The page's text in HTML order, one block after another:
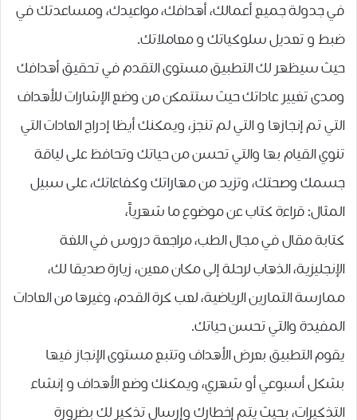
في جدولة جميع أعمالك، أهدافك، مواعيدك، ومساعدتك في
ضبط و تعديل سلوكياتك و معاملاتك.
حيث ﺳﻴﻈﻬﺮ ﻟﻚ اﻟﺘﻄﺒﻴﻖ ﻣﺴﺘﻮﻯ ﺍﻟﺘﻘﺪﻡ ﻓﻲ ﺗﺤﻘﻴﻖ ﺃﻫﺪﺍﻓﻚ
ﻭﻣﺪﻯ ﺗﻐﻴﻴﺮ ﻋﺎﺩﺍﺗﻚ ﺣﻴﺚ ﺳﺘﺘﻤﻜن ﻣﻦ ﻭﺿﻊ ﺍﻹﺷﺎﺭﺍﺕ للأهداف
التي تم إنجازها و التي لم تنجز، ويمكنك أيظا ﺇﺩﺭﺍﺝ ﺍﻟﻌﺎﺩﺍﺕ ﺍﻟﺘﻲ
ﺗﻨﻮﻱ ﺍﻟﻘﻴﺎﻡ ﺑﻬﺎ ﻭﺍﻟﺘﻲ ﺗﺤﺴﻦ ﻣﻦ ﺣﻴﺎﺗﻚ ﻭﺗﺤﺎﻓﻆ ﻋﻠﻰ ﻟﻴﺎﻗﺔ
ﺟﺴﻤﻚ ﻭﺻﺤﺘﻚ، ﻭﺗﺰﻳﺪ ﻣﻦ ﻣﻬﺎﺭﺍﺗﻚ ﻭﻛﻔﺎﺀﺍﺗﻚ، ﻋﻠﻰ ﺳﺒﻴﻞ
ﺍﻟﻤﺜﺎﻝ: ﻗﺮﺍﺀﺓ ﻛﺘﺎﺏ ﻋﻦ موضوع ما ﺷﻬﺮﻳﺎً،
كتابة مقال في مجال الطب، مراجعة دروس في اللغة
الإنجليزية، الذهاب لرحلة إلى مكان معين، زيارة صديقا لك،
ممارسة التمارين الرياضية، لعب كرة القدم، ﻭﻏﻴﺮﻫﺎ ﻣﻦ ﺍﻟﻌﺎﺩﺍﺕ
ﺍﻟﻤﻔﻴﺪﺓ ﻭﺍﻟﺘﻲ ﺗﺤﺴﻦ ﺣﻴﺎﺗﻚ.
يقوم التطبيق بعرض ﺍﻷﻫﺪﺍﻑ ﻭتتبع ﻣﺴﺘﻮﻯ ﺍﻹﻧﺠﺎﺯ ﻓﻴﻬﺎ
ﺑﺸﻜﻞ ﺃﺳﺒﻮﻋﻲ ﺃﻭ ﺷﻬﺮﻱ، ويمكنك وضع الأهداف و إنشاء
التذكيرات، ﺑﺤﻴﺚ ﻳﺘﻢ ﺇﺧﻄﺎﺭﻙ ﻭﺇﺭﺳﺎﻝ ﺗﺬﻛﻴﺮ ﻟﻚ ﺑﻀﺮﻭﺭﺓ